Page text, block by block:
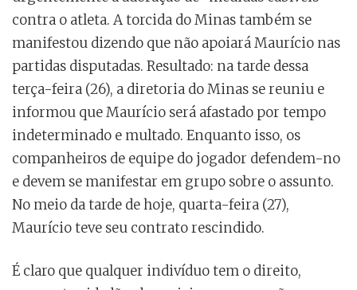
contra o atleta. A torcida do Minas também se
manifestou dizendo que não apoiará Maurício nas
partidas disputadas. Resultado: na tarde dessa
terça-feira (26), a diretoria do Minas se reuniu e
informou que Maurício será afastado por tempo
indeterminado e multado. Enquanto isso, os
companheiros de equipe do jogador defendem-no
e devem se manifestar em grupo sobre o assunto.
No meio da tarde de hoje, quarta-feira (27),
Maurício teve seu contrato rescindido.
É claro que qualquer indivíduo tem o direito,